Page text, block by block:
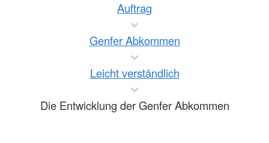
Auftrag
Genfer Abkommen
Leicht verständlich
Die Entwicklung der Genfer Abkommen